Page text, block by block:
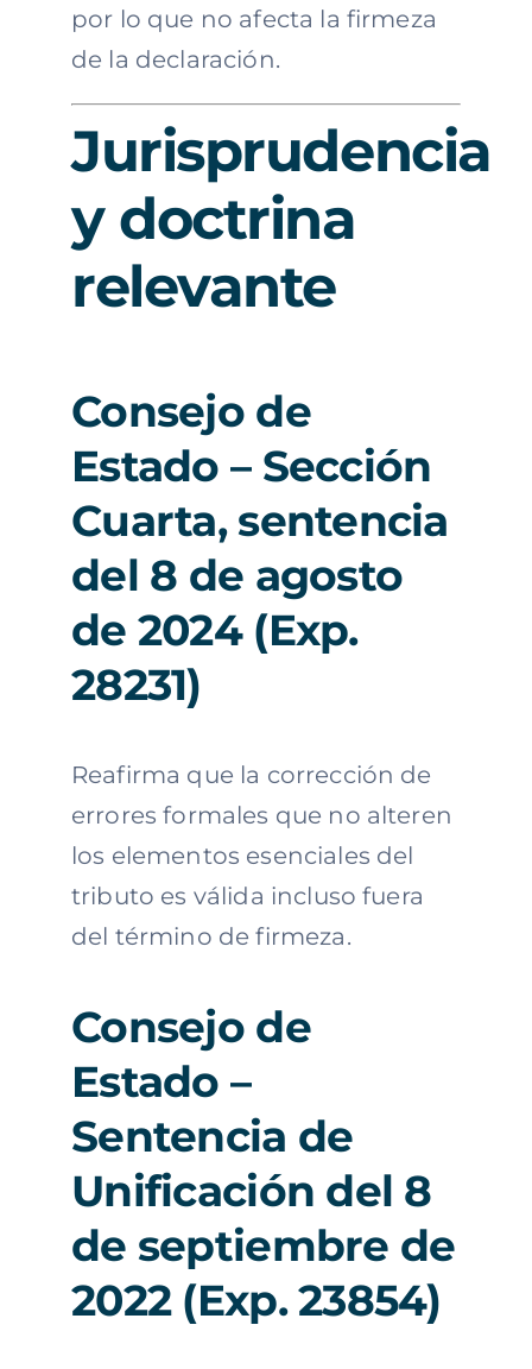
por lo que no afecta la firmeza
de la declaración.
Jurisprudencia
y doctrina
relevante
Consejo de
Estado – Sección
Cuarta, sentencia
del 8 de agosto
de 2024 (Exp.
28231)
Reafirma que la corrección de
errores formales que no alteren
los elementos esenciales del
tributo es válida incluso fuera
del término de firmeza.
Consejo de
Estado –
Sentencia de
Unificación del 8
de septiembre de
2022 (Exp. 23854)